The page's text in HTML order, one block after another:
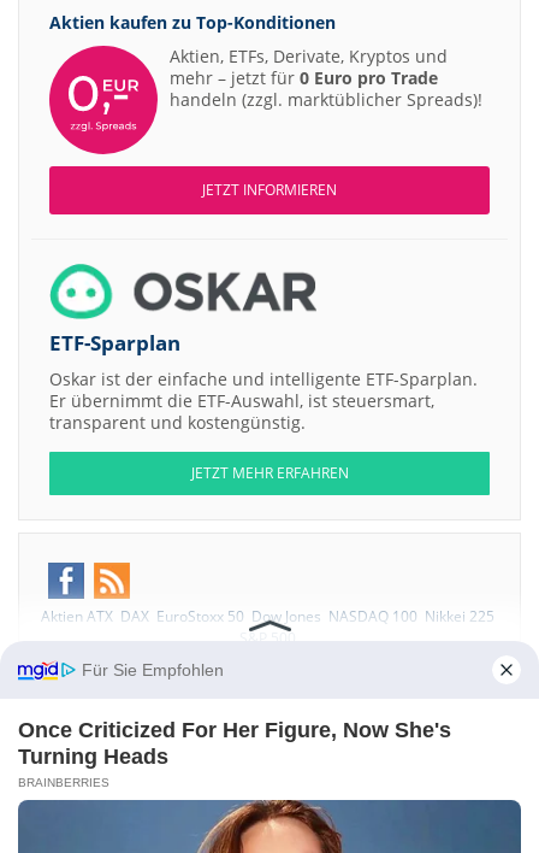
Aktien kaufen zu Top-Konditionen
Aktien, ETFs, Derivate, Kryptos und
mehr – jetzt für 0 Euro pro Trade
handeln (zzgl. marktüblicher Spreads)!
JETZT INFORMIEREN
ETF-Sparplan
Oskar ist der einfache und intelligente ETF-Sparplan.
Er übernimmt die ETF-Auswahl, ist steuersmart,
transparent und kostengünstig.
JETZT MEHR ERFAHREN
Aktien ATX DAX EuroStoxx 50 Dow Jones NASDAQ 100 Nikkei 225
S&P 500
Kontakt-Impressum
Für Sie Empfohlen
Once Criticized For Her Figure, Now She's
Turning Heads
BRAINBERRIES